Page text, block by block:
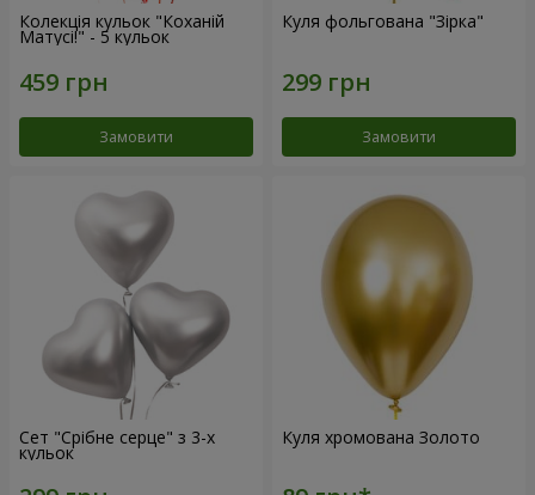
Колекція кульок "Коханій
Матусі!" - 5 кульок
Замовити
Куля фольгована "Зірка"
Замовити
Сет "Срібне серце" з 3-х
кульок
Куля хромована Золото